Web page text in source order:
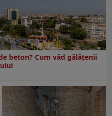
beton? Cum văd gălățenii